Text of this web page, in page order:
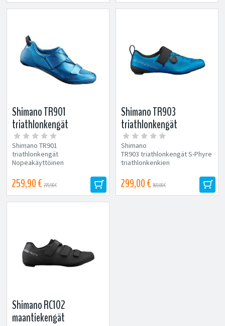
Shimano TR901
triathlonkengät
Shimano TR901
triathlonkengät
Nopeakäyttöinen
Dynalast takaa tarkan
istuvuuden...
259,90 € 279,90 €
Shimano TR903
triathlonkengät
Shimano
TR903 triathlonkengät S-Phyre
triathlonkenkien
nopeat siirtymät...
299,00 € 369,00 €
Shimano RC102
maantiekengät